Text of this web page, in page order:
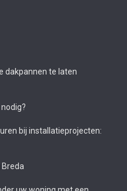
dakpannen te laten
bij installatieprojecten: